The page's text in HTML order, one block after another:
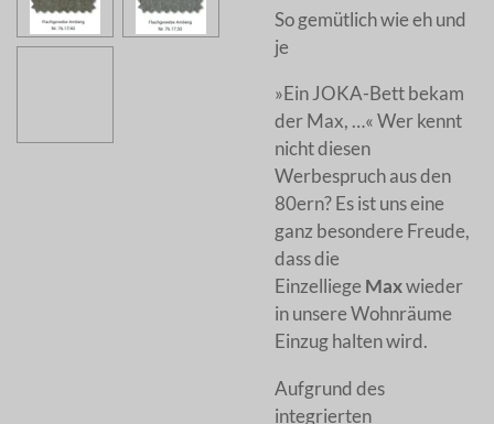
So gemütlich wie eh und
je
»Ein JOKA-Bett bekam
der Max, …« Wer kennt
nicht diesen
Werbespruch aus den
80ern? Es ist uns eine
ganz besondere Freude,
dass die
Einzelliege Maxwieder
in unsere Wohnräume
Einzug halten wird.
Aufgrund des
integrierten